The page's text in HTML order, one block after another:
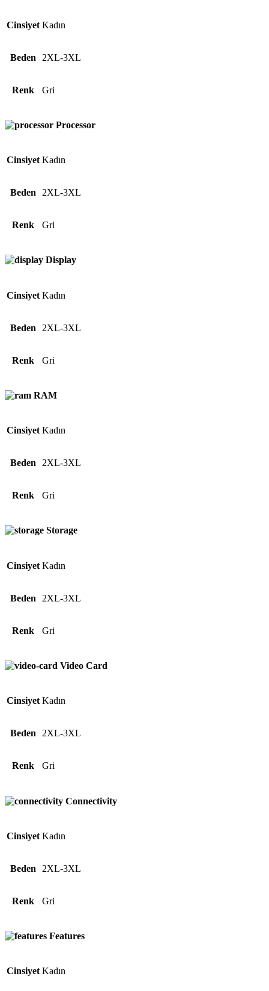
Cinsiyet Kadın
Beden 2XL-3XL
Renk Gri
Processor
Cinsiyet Kadın
Beden 2XL-3XL
Renk Gri
Display
Cinsiyet Kadın
Beden 2XL-3XL
Renk Gri
RAM
Cinsiyet Kadın
Beden 2XL-3XL
Renk Gri
Storage
Cinsiyet Kadın
Beden 2XL-3XL
Renk Gri
Video Card
Cinsiyet Kadın
Beden 2XL-3XL
Renk Gri
Connectivity
Cinsiyet Kadın
Beden 2XL-3XL
Renk Gri
Features
Cinsiyet Kadın